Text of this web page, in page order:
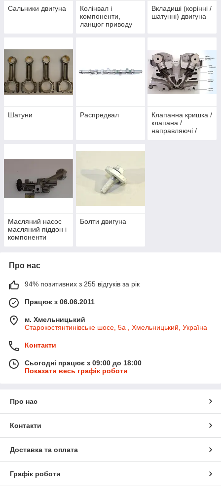
Сальники двигуна
Колінвал і
компоненти,
ланцюг приводу
Вкладиші (корінні /
шатунні) двигуна
Шатуни Распредвал
Клапанна кришка /
клапана /
направляючі /
Масляний насос
масляний піддон і
компоненти
Болти двигуна
Про нас
94% позитивних з 255 відгуків за рік
Працює з 06.06.2011
м. Хмельницький
Старокостянтинівське шосе, 5а , Хмельницький, Україна
Контакти
Сьогодні працює з 09:00 до 18:00
Показати весь графік роботи
Про нас
Контакти
Доставка та оплата
Графік роботи